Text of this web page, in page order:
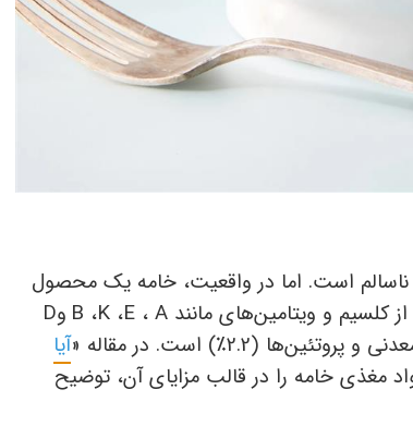
است. اما در واقعیت، خامه یک محصول
کلسیم و ویتامین‌های مانند A ، E، K، B وD
و پروتئین‌ها (2.2
٪) است. در مقاله «آیا
مغذی خامه را در قالب مزایای آن، توضیح